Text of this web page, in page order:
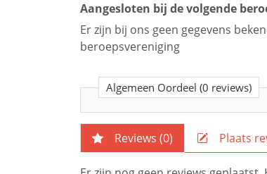
Aangesloten bij de volgende
Er zijn bij ons geen gegevens
beroepsvereniging
Algemeen Oordeel (0 reviews)
Reviews (0) Plaats